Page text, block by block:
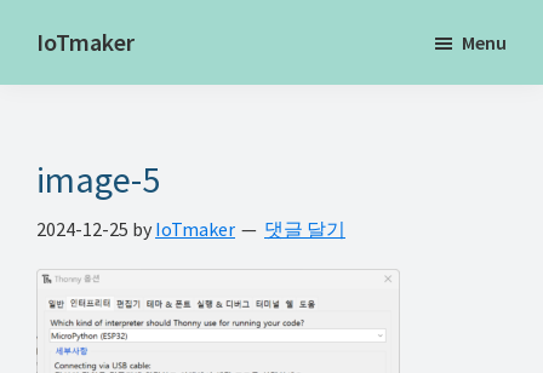
main
primary
footer
IoTmaker
터
대
한
모
Menu
image-5
2024-12-25 by IoTmaker 댓글 달기